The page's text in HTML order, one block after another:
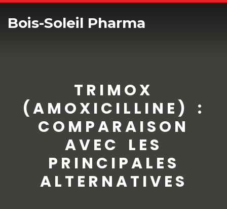
Bois-Soleil Pharma
TRIMOX
(AMOXICILLINE) :
COMPARAISON
AVEC LES
PRINCIPALES
ALTERNATIVES